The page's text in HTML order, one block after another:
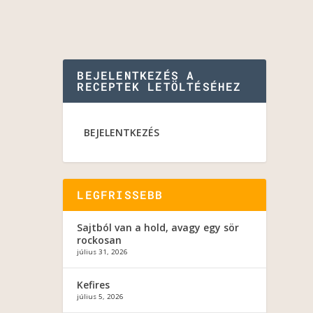
BEJELENTKEZÉS A
RECEPTEK LETÖLTÉSÉHEZ
BEJELENTKEZÉS
LEGFRISSEBB
Sajtból van a hold, avagy egy sör
rockosan
július 31, 2026
Kefires
július 5, 2026